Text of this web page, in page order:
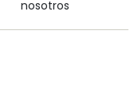
nosotros